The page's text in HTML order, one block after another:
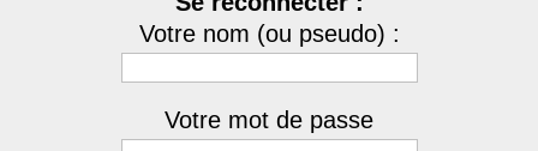
Votre nom (ou pseudo) :
Votre mot de passe